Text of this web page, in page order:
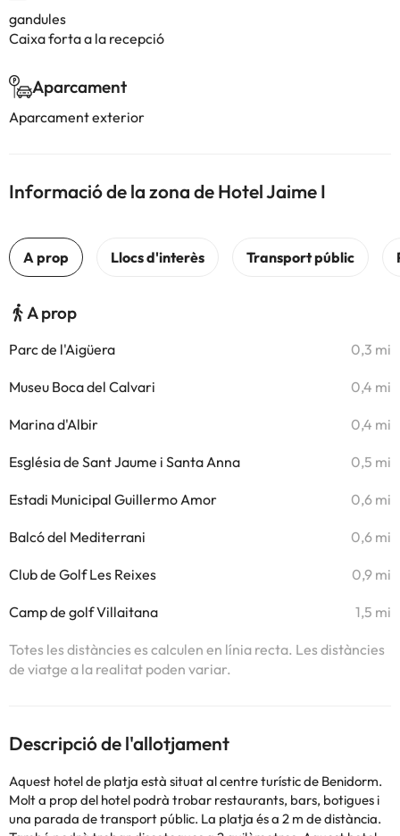
gandules
Caixa forta a la recepció
Aparcament
Aparcament exterior
Informació de la zona de Hotel Jaime I
A prop
Parc de l'Aigüera 0,3 mi
Museu Boca del Calvari 0,4 mi
Marina d'Albir 0,4 mi
Església de Sant Jaume i Santa Anna 0,5 mi
Estadi Municipal Guillermo Amor 0,6 mi
Balcó del Mediterrani 0,6 mi
Club de Golf Les Reixes 0,9 mi
Camp de golf Villaitana 1,5 mi
Totes les distàncies es calculen en línia recta. Les distàncies
de viatge a la realitat poden variar.
Descripció de l'allotjament
Aquest hotel de platja està situat al centre turístic de Benidorm.
Molt a prop del hotel podrà trobar restaurants, bars, botigues i
una parada de transport públic. La platja és a 2 m de distància.